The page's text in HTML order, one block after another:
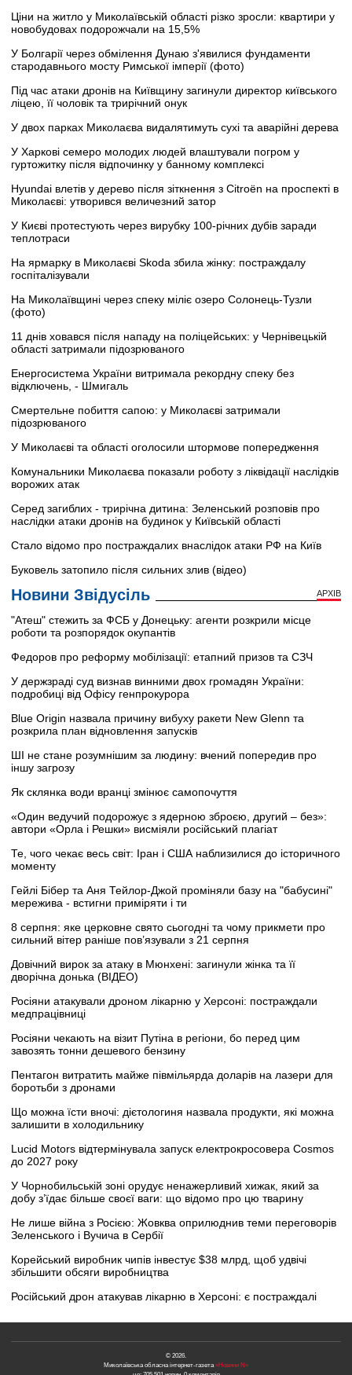
Ціни на житло у Миколаївській області різко зросли: квартири у
новобудовах подорожчали на 15,5%
У Болгарії через обмілення Дунаю з'явилися фундаменти
стародавнього мосту Римської імперії (фото)
Під час атаки дронів на Київщину загинули директор київського
ліцею, її чоловік та трирічний онук
У двох парках Миколаєва видалятимуть сухі та аварійні дерева
У Харкові семеро молодих людей влаштували погром у
гуртожитку після відпочинку у банному комплексі
Hyundai влетів у дерево після зіткнення з Citroën на проспекті в
Миколаєві: утворився величезний затор
У Києві протестують через вирубку 100-річних дубів заради
теплотраси
На ярмарку в Миколаєві Skoda збила жінку: постраждалу
госпіталізували
На Миколаївщині через спеку міліє озеро Солонець-Тузли
(фото)
11 днів ховався після нападу на поліцейських: у Чернівецькій
області затримали підозрюваного
Енергосистема України витримала рекордну спеку без
відключень, - Шмигаль
Смертельне побиття сапою: у Миколаєві затримали
підозрюваного
У Миколаєві та області оголосили штормове попередження
Комунальники Миколаєва показали роботу з ліквідації наслідків
ворожих атак
Серед загиблих - трирічна дитина: Зеленський розповів про
наслідки атаки дронів на будинок у Київській області
Стало відомо про постраждалих внаслідок атаки РФ на Київ
Буковель затопило після сильних злив (відео)
Новини Звідусіль АРХІВ
"Атеш" стежить за ФСБ у Донецьку: агенти розкрили місце
роботи та розпорядок окупантів
Федоров про реформу мобілізації: етапний призов та СЗЧ
У держзраді суд визнав винними двох громадян України:
подробиці від Офісу генпрокурора
Blue Origin назвала причину вибуху ракети New Glenn та
розкрила план відновлення запусків
ШІ не стане розумнішим за людину: вчений попередив про
іншу загрозу
Як склянка води вранці змінює самопочуття
«Один ведучий подорожує з ядерною зброєю, другий – без»:
автори «Орла і Решки» висміяли російський плагіат
Те, чого чекає весь світ: Іран і США наблизилися до історичного
моменту
Гейлі Бібер та Аня Тейлор-Джой проміняли базу на "бабусині"
мережива - встигни приміряти і ти
8 серпня: яке церковне свято сьогодні та чому прикмети про
сильний вітер раніше пов’язували з 21 серпня
Довічний вирок за атаку в Мюнхені: загинули жінка та її
дворічна донька (ВІДЕО)
Росіяни атакували дроном лікарню у Херсоні: постраждали
медпрацівниці
Росіяни чекають на візит Путіна в регіони, бо перед цим
завозять тонни дешевого бензину
Пентагон витратить майже півмільярда доларів на лазери для
боротьби з дронами
Що можна їсти вночі: дієтологиня назвала продукти, які можна
залишити в холодильнику
Lucid Motors відтермінувала запуск електрокросовера Cosmos
до 2027 року
У Чорнобильській зоні орудує ненажерливий хижак, який за
добу з’їдає більше своєї ваги: що відомо про цю тварину
Не лише війна з Росією: Жовква оприлюднив теми переговорів
Зеленського і Вучича в Сербії
Корейський виробник чипів інвестує $38 млрд, щоб удвічі
збільшити обсяги виробництва
Російський дрон атакував лікарню в Херсоні: є постраждалі
© 2026.
Миколаївська обласна інтернет-газета«Новини N»